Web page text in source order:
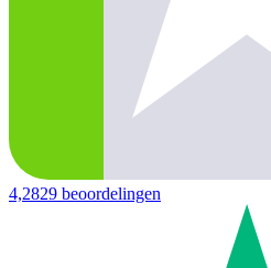
4,2829 beoordelingen